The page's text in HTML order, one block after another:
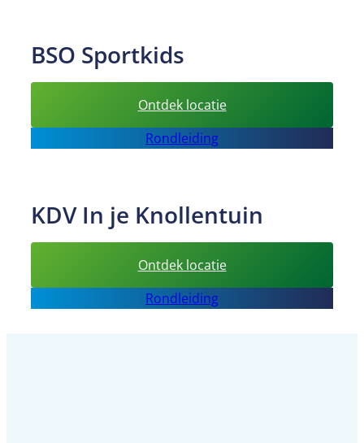
BSO Sportkids
Ontdek locatie:
BSO
Sportkids
Rondleiding
KDV In je Knollentuin
Ontdek locatie:
KDV
In
Rondleiding